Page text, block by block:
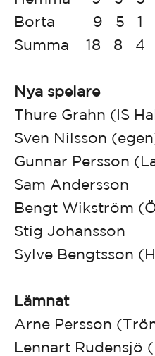
Borta 9 5 1 3
Summa 18 8 4
Nya spelare
Thure Grahn (IS
Sven Nilsson
Gunnar Persson
Sam Andersson
Bengt Wikström
Stig Johansson
Sylve Bengtsson
Lämnat
Arne Persson
Lennart Rudensjö